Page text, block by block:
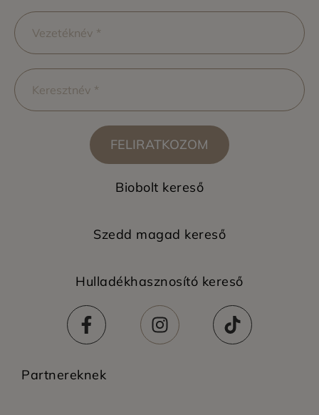
FELIRATKOZOM
Biobolt kereső
Szedd magad kereső
Hulladékhasznosító kereső
Partnereknek